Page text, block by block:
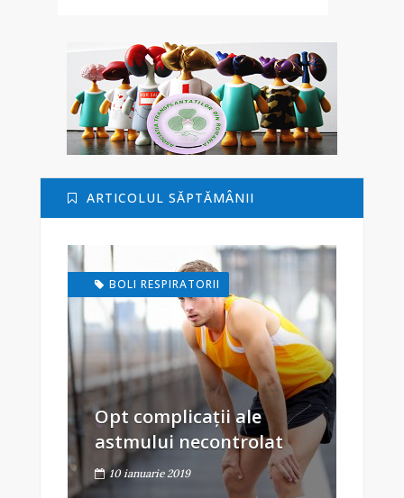
ARTICOLUL SĂPTĂMÂNII
BOLI RESPIRATORII
Opt complicații ale
astmului necontrolat
10 ianuarie 2019